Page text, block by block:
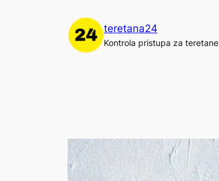
teretana24
Kontrola pristupa za teretane